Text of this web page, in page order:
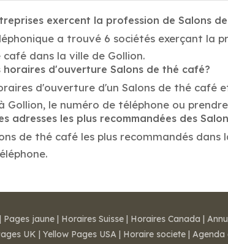
exercent la profession de Salons
a trouvé 6 sociétés exerçant la
dans la ville de Gollion.
horaires d'ouverture Salons de thé café?
d'ouverture d'un Salons de thé café
Gollion, le numéro de téléphone ou
adresses les plus recommandées des
de thé café les plus recommandés
| Pages jaune | Horaires Suisse | Horaires Canada |
UK | Yellow Pages USA | Horaire societe | Agenda